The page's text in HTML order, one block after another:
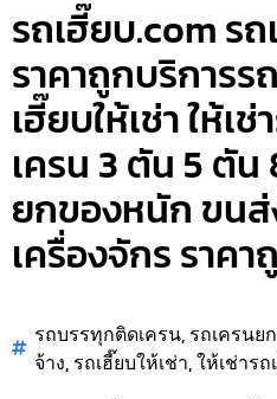
รถเฮี๊ยบ.com ร
ราคาถูกบริการร
เฮี๊ยบให้เช่า ให้เ
เครน 3 ตัน 5 ตั
ยกของหนัก ขน
เครื่องจักร ราคา
รถบรรทุกติดเครน, รถเครนย
จ้าง, รถเฮี๊ยบให้เช่า,ให้เช่ารถ